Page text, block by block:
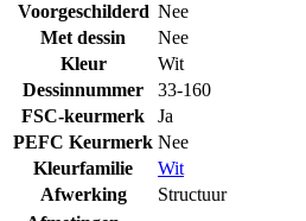
Voorgeschilderd Nee
Met dessin
Nee
Kleur
Wit
Dessinnummer
33-160
FSC-keurmerk
Ja
PEFC Keurmerk Nee
Kleurfamilie
Wit
Afwerking
Structuur